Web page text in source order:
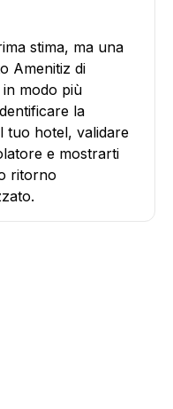
stima, ma una
Amenitiz di
modo più
la
tuo hotel, validare
e mostrarti
ritorno